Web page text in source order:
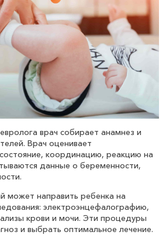
врач собирает анамнез и
Врач оценивает
координацию, реакцию на
данные о беременности,
может направить ребенка на
электроэнцефалографию,
крови и мочи. Эти процедуры
и выбрать оптимальное лечение.